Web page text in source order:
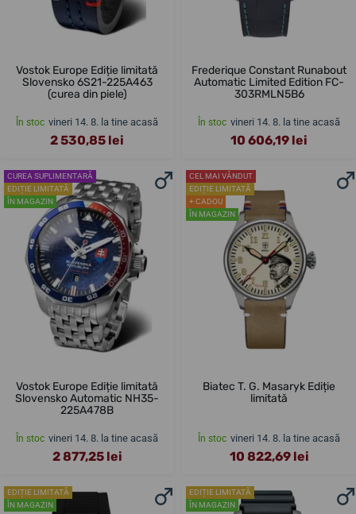
Vostok Europe Ediție limitată
Slovensko 6S21-225A463
(curea din piele)
În stoc vineri 14. 8. la tine acasă
2 530,85 lei
Frederique Constant Runabout
Automatic Limited Edition FC-
303RMLN5B6
În stoc vineri 14. 8. la tine acasă
10 606,19 lei
CUREA SUPLIMENTARĂ
EDIȚIE LIMITATĂ
ÎN MAGAZIN
Vostok Europe Ediție limitată
Slovensko Automatic NH35-
225A478B
În stoc vineri 14. 8. la tine acasă
2 877,25 lei
CEL MAI VÂNDUT
EDIȚIE LIMITATĂ
+ CADOU
ÎN MAGAZIN
Biatec T. G. Masaryk Ediție
limitată
În stoc vineri 14. 8. la tine acasă
10 822,69 lei
EDIȚIE LIMITATĂ
ÎN MAGAZIN
EDIȚIE LIMITATĂ
ÎN MAGAZIN